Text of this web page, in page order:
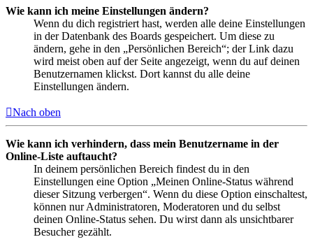
Wie kann ich meine Einstellungen ändern?
Wenn du dich registriert hast, werden alle deine Einstellungen
in der Datenbank des Boards gespeichert. Um diese zu
ändern, gehe in den „Persönlichen Bereich“; der Link dazu
wird meist oben auf der Seite angezeigt, wenn du auf deinen
Benutzernamen klickst. Dort kannst du alle deine
Einstellungen ändern.
Nach oben
Wie kann ich verhindern, dass mein Benutzername in der
Online-Liste auftaucht?
In deinem persönlichen Bereich findest du in den
Einstellungen eine Option „Meinen Online-Status während
dieser Sitzung verbergen“. Wenn du diese Option einschaltest,
können nur Administratoren, Moderatoren und du selbst
deinen Online-Status sehen. Du wirst dann als unsichtbarer
Besucher gezählt.